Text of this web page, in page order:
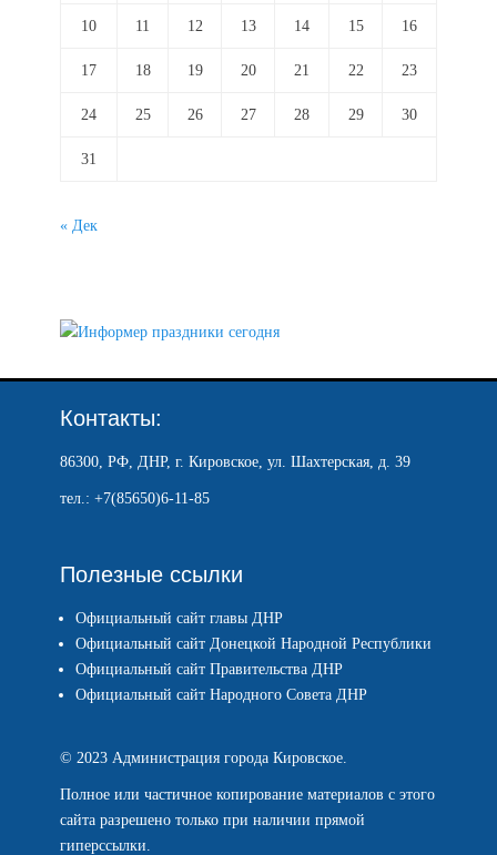
10 11 12 13 14 15 16
17 18 19 20 21 22 23
24 25 26 27 28 29 30
31
« Дек
Контакты:
86300, РФ, ДНР, г. Кировское, ул. Шахтерская, д. 39
тел.: +7(85650)6-11-85
Полезные ссылки
Официальный сайт главы ДНР
Официальный сайт Донецкой Народной Республики
Официальный сайт Правительства ДНР
Официальный сайт Народного Совета ДНР
© 2023 Администрация города Кировское.
Полное или частичное копирование материалов с этого
сайта разрешено только при наличии прямой
гиперссылки.